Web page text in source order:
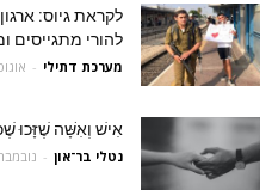
לקראת גיוס:
להורי מתגייסים
מערכת דתילי - אוגוסט
אִישׁ וְאִשָּׁה שֶׁזָּכוּ
נטלי בר־און - נובמבר 29,